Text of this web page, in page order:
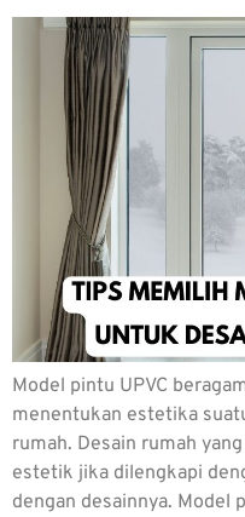
Model pintu UPVC
menentukan estetika
rumah. Desain rumah
estetik jika dilengkapi
dengan desainnya. Model